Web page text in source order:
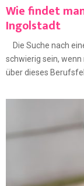
Wie findet
Ingolstadt
Die Suche nach
schwierig sein,
über dieses